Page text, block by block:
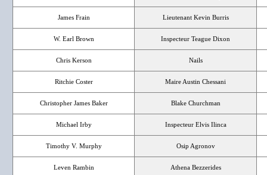
James Frain Lieutenant Kevin Burris
W. Earl Brown Inspecteur Teague Dixon
Chris Kerson Nails
Ritchie Coster Maire Austin Chessani
Christopher James Baker Blake Churchman
Michael Irby Inspecteur Elvis Ilinca
Timothy V. Murphy Osip Agronov
Leven Rambin Athena Bezzerides